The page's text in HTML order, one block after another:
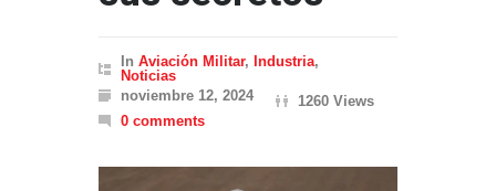
In Aviación Militar, Industria,
Noticias
noviembre 12, 2024
1260 Views
0 comments